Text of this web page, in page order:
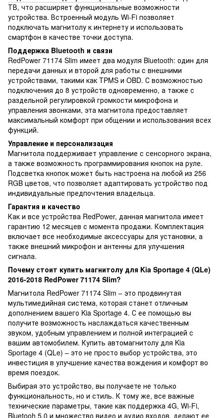
ТВ, что расширяет функциональные возможности
устройства. Встроенный модуль Wi-Fi позволяет
подключать магнитолу к интернету и использовать
смартфон в качестве точки доступа.
Поддержка Bluetooth и связи
RedPower 71174 Slim имеет два модуля Bluetooth: один для
передачи данных и второй для работы с внешними
устройствами, такими как TPMS и OBD. С возможностью
подключения до 8 устройств одновременно, а также с
раздельной регулировкой громкости микрофона и
управления звонками, эта магнитола предоставляет
максимальный комфорт при общении и использования всех
функций.
Управление и персонализация
Магнитола поддерживает управление с сенсорного экрана,
а также возможность программирования кнопок на руле.
Подсветка кнопок может быть настроена на любой из 256
RGB цветов, что позволяет адаптировать устройство под
индивидуальные предпочтения владельца.
Гарантия и качество
Как и все устройства RedPower, данная магнитола имеет
гарантию 12 месяцев с момента продажи. Комплектация
включает все необходимые аксессуары для установки, а
также внешний микрофон и антенны для улучшения
сигнала.
Почему стоит купить магнитолу для Kia Sportage 4 (QLe)
2016-2018 RedPower 71174 Slim?
Магнитола RedPower 71174 Slim – это продвинутая
мультимедийная система, которая станет отличным
дополнением вашего Kia Sportage 4. С ее помощью вы
получите возможность наслаждаться качественным
звуком, удобным управлением и полной интеграцией с
вашим автомобилем. Купить автомагнитолу для Kia
Sportage 4 (QLe) – это не просто выбор устройства, это
инвестиция в улучшение качества вождения и комфорт во
время поездок.
Выбирая это устройство, вы получаете не только
функциональность, но и стиль. К тому же, все важные
технические параметры, такие как поддержка 4G, Wi-Fi,
Bluetooh 5.0 и множество видео и аудио входов, делают ее